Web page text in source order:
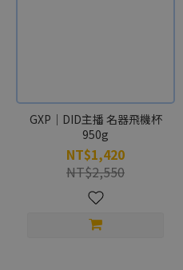
GXP｜DID主播 名器飛機杯
950g
NT$1,420
NT$2,550